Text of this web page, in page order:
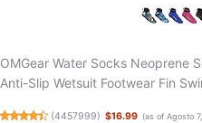
OMGear Water Socks Neoprene
Anti-Slip Wetsuit Footwear Fin
(4457999) $16.99 (as of Agosto